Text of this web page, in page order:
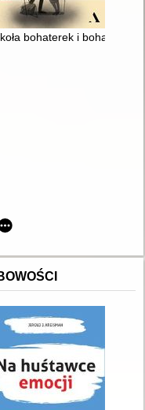
spokój w rodzinie i
bohaterek i bohaterów
nastolatków : szkoła,